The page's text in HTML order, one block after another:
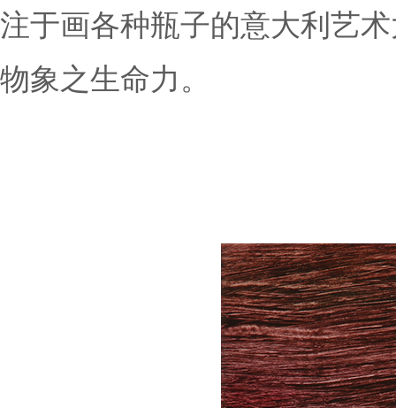
注于画各种瓶子的意大利艺
物象之生命力。